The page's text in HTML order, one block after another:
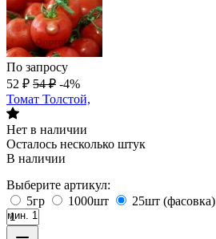
По запросу
52 ₽ 54 ₽ -4%
Томат Толстой,
Нет в наличии
Осталось несколько штук
В наличии
Выберите артикул:
5гр
1000шт 25шт (фасовка)
мин. 1